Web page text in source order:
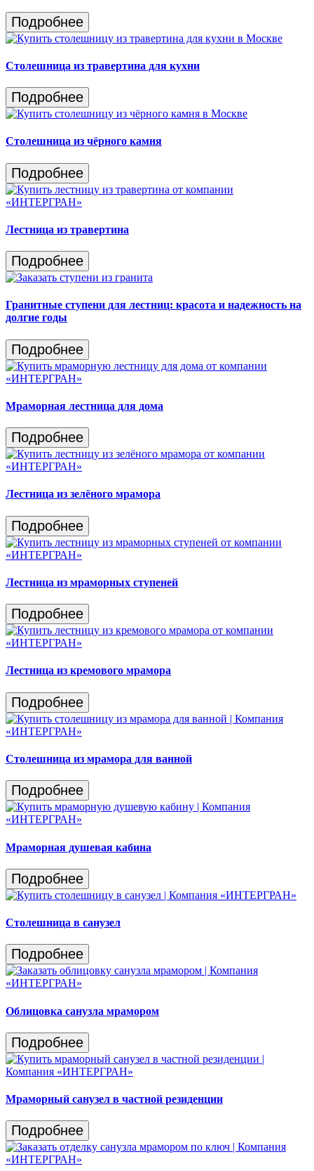
Подробнее
Столешница из травертина для кухни
Подробнее
Столешница из чёрного камня
Подробнее
Лестница из травертина
Подробнее
Гранитные ступени для лестниц: красота и надежность на
долгие годы
Подробнее
Мраморная лестница для дома
Подробнее
Лестница из зелёного мрамора
Подробнее
Лестница из мраморных ступеней
Подробнее
Лестница из кремового мрамора
Подробнее
Столешница из мрамора для ванной
Подробнее
Мраморная душевая кабина
Подробнее
Столешница в санузел
Подробнее
Облицовка санузла мрамором
Подробнее
Мраморный санузел в частной резиденции
Подробнее